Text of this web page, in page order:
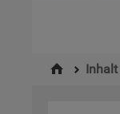
Inhalt